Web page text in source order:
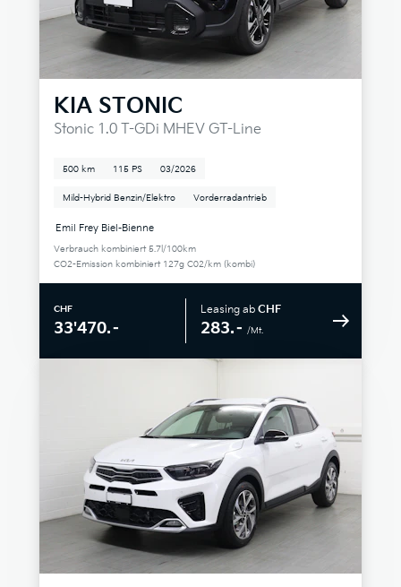
KIA STONIC
Stonic 1.0 T-GDi MHEV GT-Line
500 km 115 PS 03/2026
Mild-Hybrid Benzin/Elektro Vorderradantrieb
Emil Frey Biel-Bienne
Verbrauch kombiniert 5.7l/100km
CO2-Emission kombiniert 127g C02/km (kombi)
CHF
33'470.–
Leasing ab CHF
283.– /Mt.